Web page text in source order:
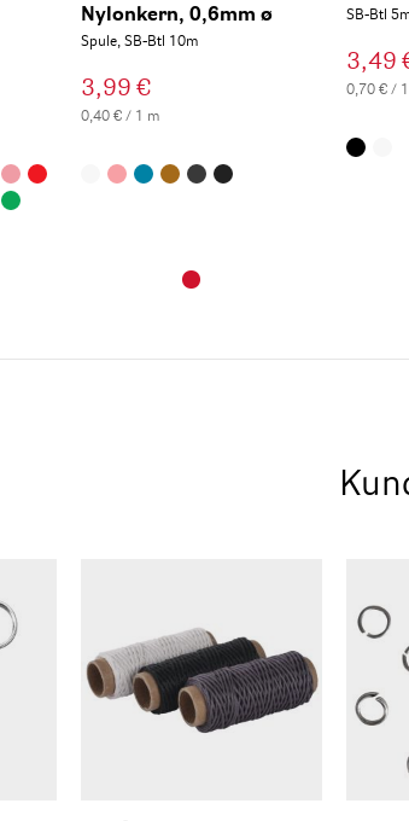
Nylonkern, 0,6mm ø
Spule, SB-Btl 10m
3,99 €
0,40 € / 1 m
SB-Btl
3,49
0,70 € /